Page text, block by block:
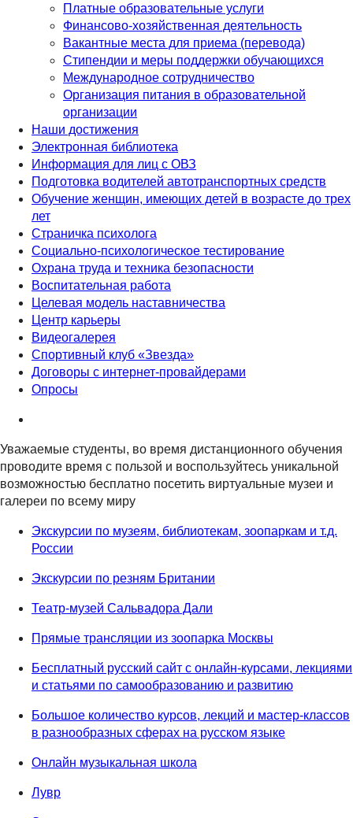
Платные образовательные услуги
Финансово-хозяйственная деятельность
Вакантные места для приема (перевода)
Стипендии и меры поддержки обучающихся
Международное сотрудничество
Организация питания в образовательной
организации
Наши достижения
Электронная библиотека
Информация для лиц с ОВЗ
Подготовка водителей автотранспортных средств
Обучение женщин, имеющих детей в возрасте до трех
лет
Страничка психолога
Социально-психологическое тестирование
Охрана труда и техника безопасности
Воспитательная работа
Целевая модель наставничества
Центр карьеры
Видеогалерея
Спортивный клуб «Звезда»
Договоры с интернет-провайдерами
Опросы
Уважаемые студенты, во время дистанционного обучения
проводите время с пользой и воспользуйтесь уникальной
возможностью бесплатно посетить виртуальные музеи и
галереи по всему миру
Экскурсии по музеям, библиотекам, зоопаркам и т.д.
России
Экскурсии по резням Британии
Театр-музей Сальвадора Дали
Прямые трансляции из зоопарка Москвы
Бесплатный русский сайт с онлайн-курсами, лекциями
и статьями по самообразованию и развитию
Большое количество курсов, лекций и мастер-классов
в разнообразных сферах на русском языке
Онлайн музыкальная школа
Лувр